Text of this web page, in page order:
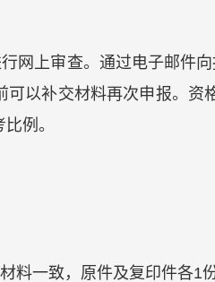
网上审查。通过电子邮件
以补交材料再次申报。
例。
料一致，原件及复印件各1份